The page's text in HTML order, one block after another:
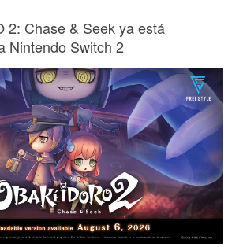
2: Chase & Seek ya está
Nintendo Switch 2